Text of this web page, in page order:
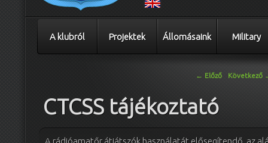
A klubról Projektek Állomásaink Military
← Előző Következő
CTCSS tájékoztató